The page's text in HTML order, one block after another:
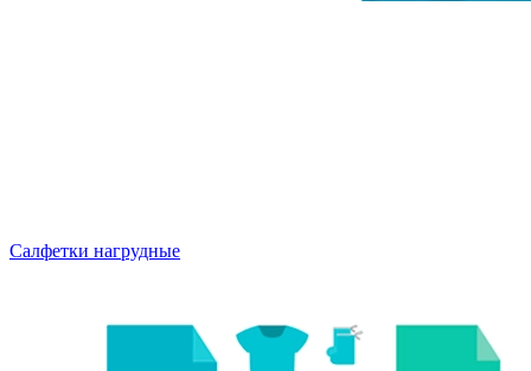
Салфетки нагрудные